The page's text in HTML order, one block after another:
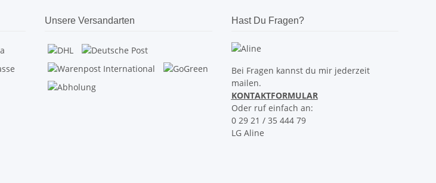
Unsere Versandarten Hast Du Fragen?
Bei Fragen kannst du mir jederzeit
mailen.
KONTAKTFORMULAR
Oder ruf einfach an:
0 29 21 / 35 444 79
LG Aline